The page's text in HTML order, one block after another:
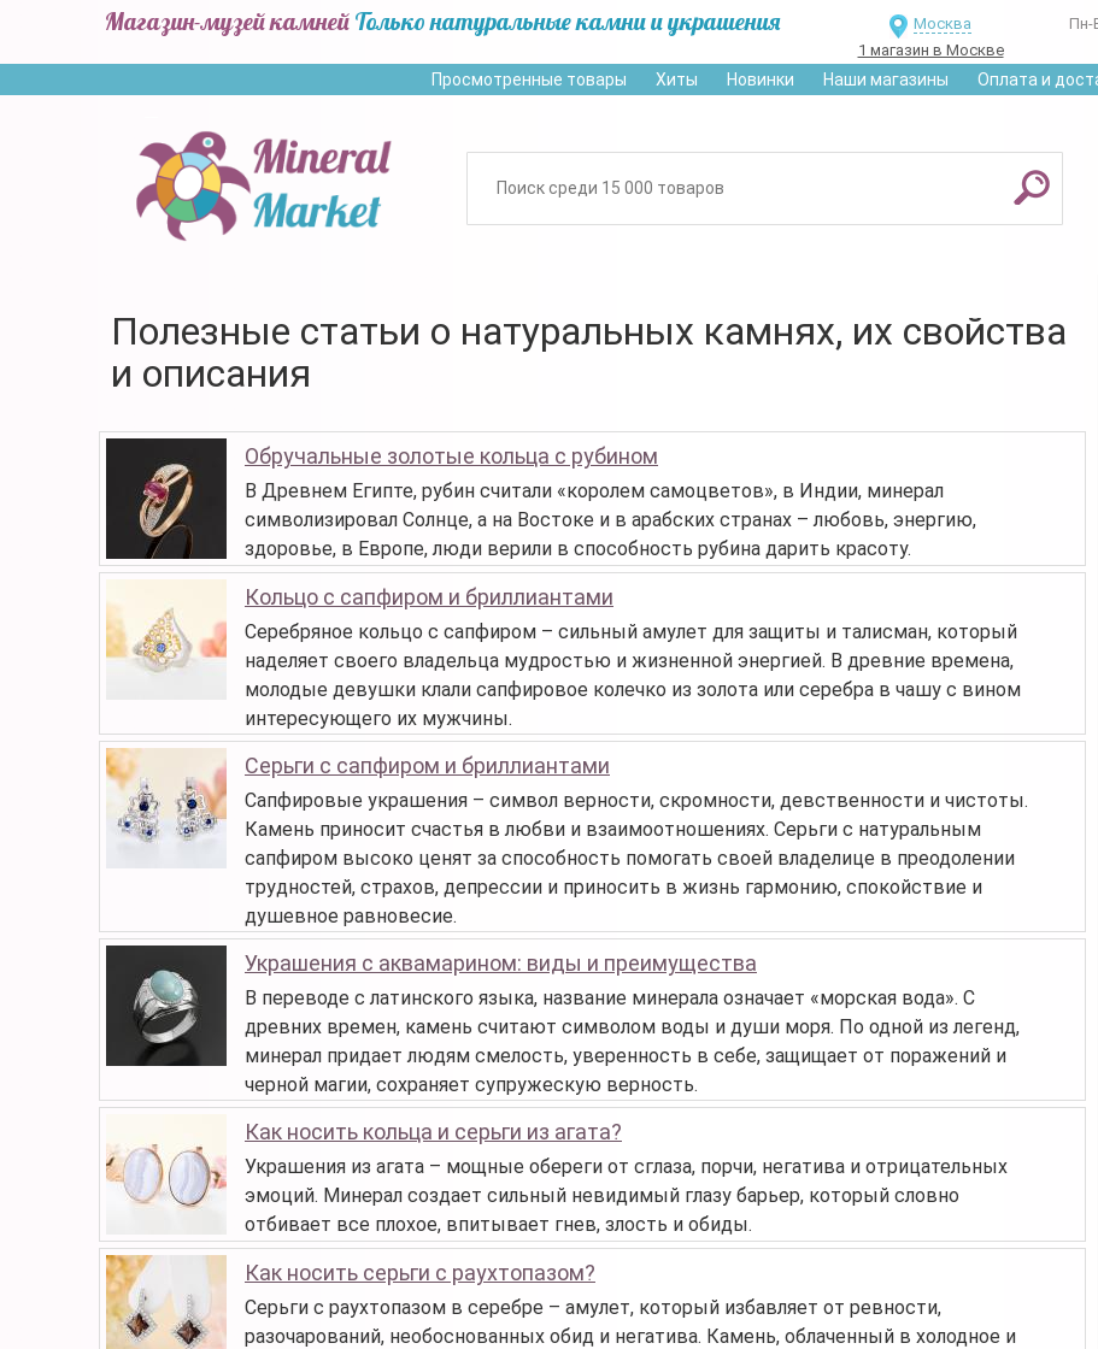
Магазин-музей камней Только натуральные камни и украшения
Москва
1 магазин в Москве
Пн-
Просмотренные товары Хиты Новинки Наши магазины Оплата и
Полезные статьи о натуральных камнях, их свойства
и описания
Обручальные золотые кольца с рубином
В Древнем Египте, рубин считали «королем самоцветов», в Индии, минерал
символизировал Солнце, а на Востоке и в арабских странах – любовь, энергию,
здоровье, в Европе, люди верили в способность рубина дарить красоту.
Кольцо с сапфиром и бриллиантами
Серебряное кольцо с сапфиром – сильный амулет для защиты и талисман, который
наделяет своего владельца мудростью и жизненной энергией. В древние времена,
молодые девушки клали сапфировое колечко из золота или серебра в чашу с вином
интересующего их мужчины.
Серьги с сапфиром и бриллиантами
Сапфировые украшения – символ верности, скромности, девственности и чистоты.
Камень приносит счастья в любви и взаимоотношениях. Серьги с натуральным
сапфиром высоко ценят за способность помогать своей владелице в преодолении
трудностей, страхов, депрессии и приносить в жизнь гармонию, спокойствие и
душевное равновесие.
Украшения с аквамарином: виды и преимущества
В переводе с латинского языка, название минерала означает «морская вода». С
древних времен, камень считают символом воды и души моря. По одной из легенд,
минерал придает людям смелость, уверенность в себе, защищает от поражений и
черной магии, сохраняет супружескую верность.
Как носить кольца и серьги из агата?
Украшения из агата – мощные обереги от сглаза, порчи, негатива и отрицательных
эмоций. Минерал создает сильный невидимый глазу барьер, который словно
отбивает все плохое, впитывает гнев, злость и обиды.
Как носить серьги с раухтопазом?
Серьги с раухтопазом в серебре – амулет, который избавляет от ревности,
разочарований, необоснованных обид и негатива. Камень, облаченный в холодное и